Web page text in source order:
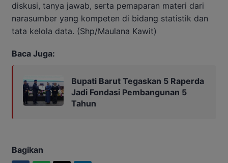
diskusi, tanya jawab, serta pemaparan materi dari
narasumber yang kompeten di bidang statistik dan
tata kelola data. (Shp/Maulana Kawit)
Baca Juga:
Bupati Barut Tegaskan 5 Raperda
Jadi Fondasi Pembangunan 5
Tahun
Bagikan